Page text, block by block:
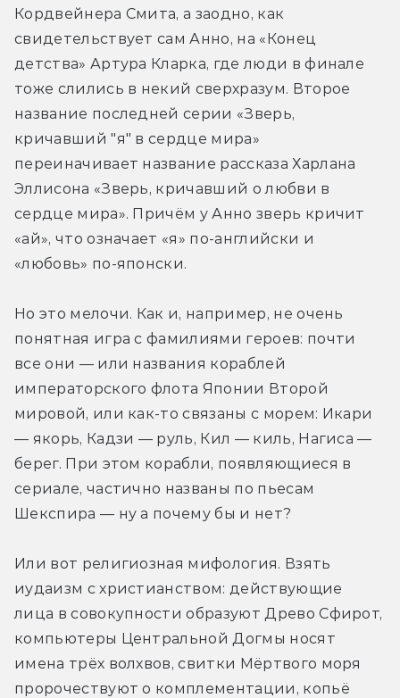
Кордвейнера Смита, а заодно, как
свидетельствует сам Анно, на «Конец
детства» Артура Кларка, где люди в финале
тоже слились в некий сверхразум. Второе
название последней серии «Зверь,
кричавший "я" в сердце мира»
переиначивает название рассказа Харлана
Эллисона «Зверь, кричавший о любви в
сердце мира». Причём у Анно зверь кричит
«ай», что означает «я» по-английски и
«любовь» по-японски.
Но это мелочи. Как и, например, не очень
понятная игра с фамилиями героев: почти
все они — или названия кораблей
императорского флота Японии Второй
мировой, или как-то связаны с морем: Икари
— якорь, Кадзи — руль, Кил — киль, Нагиса —
берег. При этом корабли, появляющиеся в
сериале, частично названы по пьесам
Шекспира — ну а почему бы и нет?
Или вот религиозная мифология. Взять
иудаизм с христианством: действующие
лица в совокупности образуют Древо Сфирот,
компьютеры Центральной Догмы носят
имена трёх волхвов, свитки Мёртвого моря
пророчествуют о комплементации, копьё